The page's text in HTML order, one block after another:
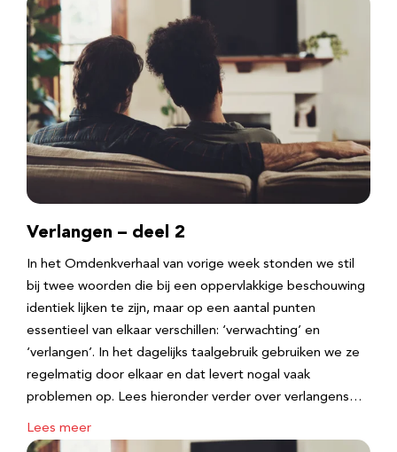
Verlangen – deel 2
In het Omdenkverhaal van vorige week stonden we stil
bij twee woorden die bij een oppervlakkige beschouwing
identiek lijken te zijn, maar op een aantal punten
essentieel van elkaar verschillen: ‘verwachting’ en
‘verlangen’. In het dagelijks taalgebruik gebruiken we ze
regelmatig door elkaar en dat levert nogal vaak
problemen op. Lees hieronder verder over verlangens…
Lees meer